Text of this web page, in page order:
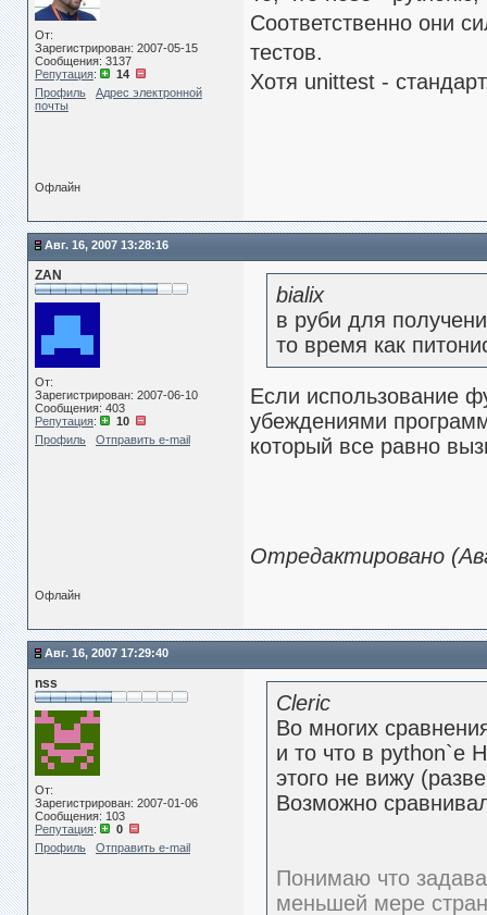
От:
Зарегистрирован: 2007-05-15
Сообщения: 3137
Репутация:
14
Профиль
Адрес электронной
почты
Соответственно они
тестов.
Хотя unittest -
Офлайн
Авг. 16, 2007 13:28:16
ZAN
От:
Зарегистрирован: 2007-06-10
Сообщения: 403
Репутация:
10
Профиль
Отправить e-mail
bialix
в руби для
то время как
Если использование
убеждениями
который все равно
Отредактировано
Офлайн
Авг. 16, 2007 17:29:40
nss
От:
Зарегистрирован: 2007-01-06
Сообщения: 103
Репутация:
0
Профиль
Отправить e-mail
Cleric
Во многих
и то что в python`е
этого не вижу
Возможно
Понимаю что
меньшей мере